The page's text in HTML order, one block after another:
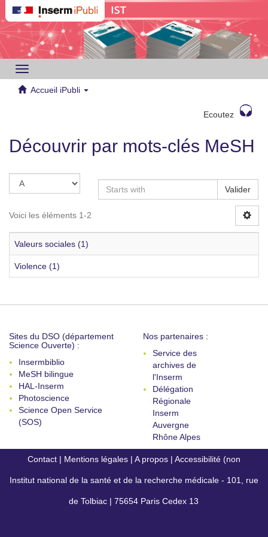
Toggle
navigation
Accueil iPubli
Ecoutez
Découvrir par mots-clés MeSH
Valider
Voici les éléments 1-2
Valeurs sociales (1)
Violence (1)
Sites du DSO (département
Science Ouverte) :
Insermbiblio
MeSH bilingue
HAL-Inserm
Photoscience
Science Open Service
(SOS)
Nos partenaires :
Service des
archives de
l'Inserm
Délégation
Régionale
Inserm
Auvergne
Rhône Alpes
Contact | Mentions légales | A propos | Accessibilité (non
conforme)
Institut national de la santé et de la recherche médicale - 101, rue
de Tolbiac | 75654 Paris Cedex 13